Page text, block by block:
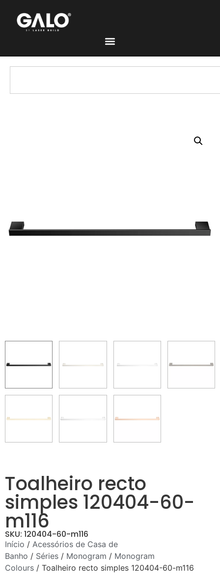
Toalheiro recto
simples 120404-60-
m116
SKU: 120404-60-m116
Início / Acessórios de Casa de
Banho / Séries / Monogram / Monogram
Colours / Toalheiro recto simples 120404-60-m116